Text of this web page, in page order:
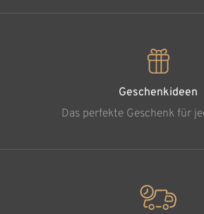
Geschenkideen
Das perfekte Geschenk für